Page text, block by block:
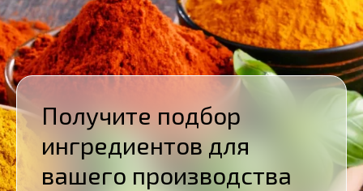
Получите подбор
ингредиентов для
вашего производства